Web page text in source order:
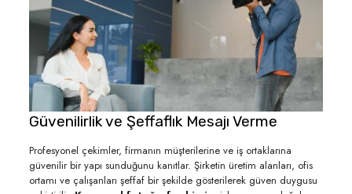
Güvenilirlik ve Şeffaflık Mesajı Verme
Profesyonel çekimler, firmanın müşterilerine ve iş ortaklarına
güvenilir bir yapı sunduğunu kanıtlar. Şirketin üretim alanları, ofis
ortamı ve çalışanları şeffaf bir şekilde gösterilerek güven duygusu